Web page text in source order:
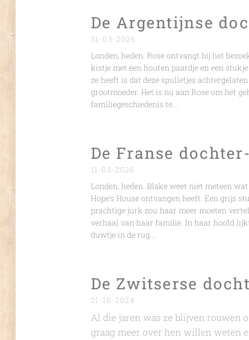
De Argentijnse
31-03-2026
Londen, heden. Rose ontvangt bij het
kistje met een houten paardje en een
ze heeft is dat deze spulletjes
grootmoeder. Het is nu aan Rose om het
familiegeschiedenis te...
De Franse
11-03-2026
Londen, heden. Blake weet niet meteen
Hope's House ontvangen heeft. Een grijs
prachtige jurk zou haar meer moeten
verhaal van haar familie. In haar hoofd
duwtje in de rug...
De Zwitserse
21-10-2024
Al die jaren was ze blijven rouwen
graag meer over hen willen weten